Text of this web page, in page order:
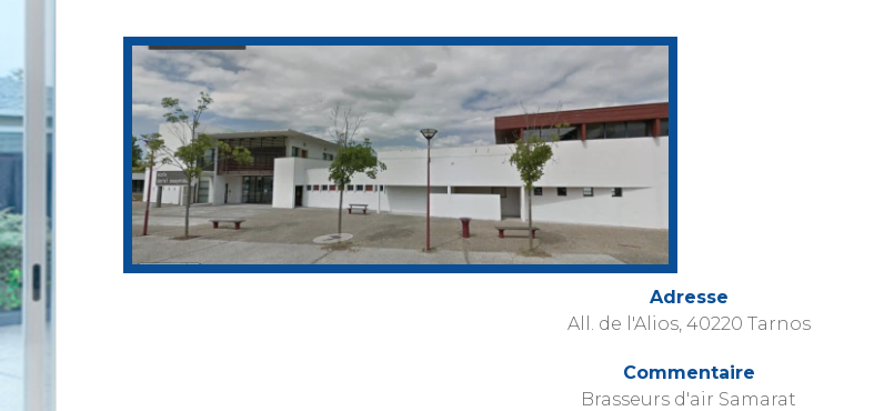
Adresse
All. de l'Alios, 40220 Tarnos
Commentaire
Brasseurs d'air Samarat